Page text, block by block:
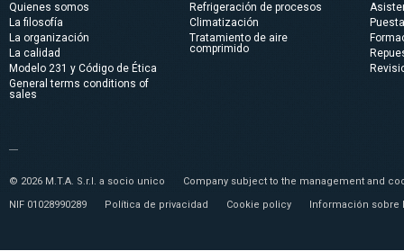
Quienes somos
La filosofía
La organización
La calidad
Modelo 231 y Código de Ética
General terms conditions of
sales
Refrigeración de procesos
Climatización
Tratamiento de aire
comprimido
© 2026 M.T.A. S.r.l. a socio unico
Company subject to the management and
NIF 01028990289
Política de privacidad Cookie policy Información sobre